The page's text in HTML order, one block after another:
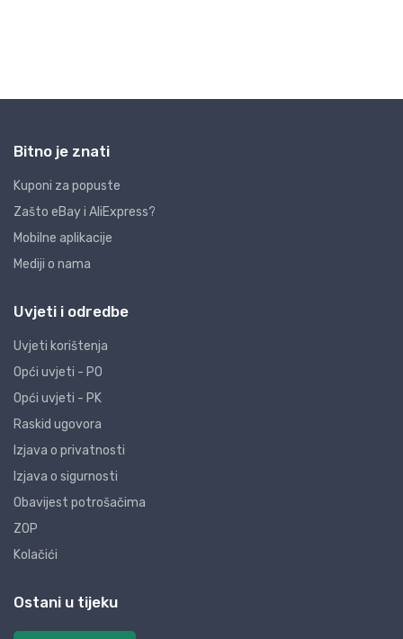
Bitno je znati
Kuponi za popuste
Zašto eBay i AliExpress?
Mobilne aplikacije
Mediji o nama
Uvjeti i odredbe
Uvjeti korištenja
Opći uvjeti - PO
Opći uvjeti - PK
Raskid ugovora
Izjava o privatnosti
Izjava o sigurnosti
Obavijest potrošačima
ZOP
Kolačići
Ostani u tijeku